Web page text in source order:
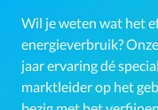
Wil je weten wat het
energieverbruik?
jaar ervaring dé
marktleider op het